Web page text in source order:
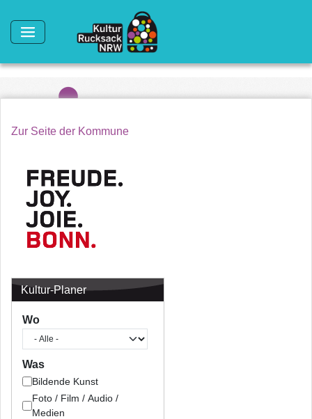
Zur Seite der Kommune
Kultur-Planer
Wo
Was
Bildende Kunst
Foto / Film / Audio /
Medien